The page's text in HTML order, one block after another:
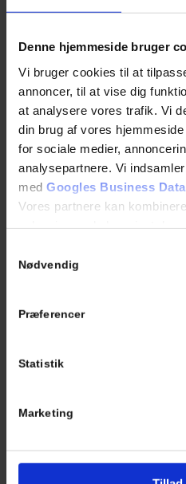
Denne hjemmeside bruger
Vi bruger cookies til at
annoncer, til at vise dig
at analysere vores trafik. Vi
din brug af vores
for sociale medier,
analysepartnere. Vi
med Googles Business
Vores partnere kan
Nødvendig
Præferencer
Statistik
Marketing